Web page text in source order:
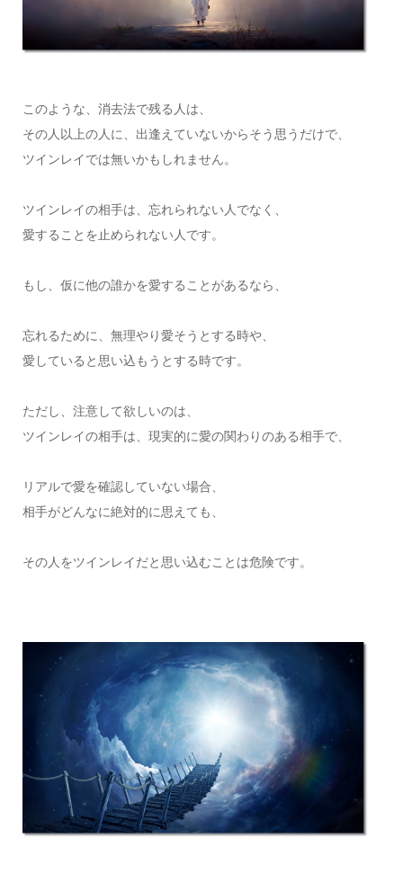
このような、消去法で残る人は、
その人以上の人に、出逢えていないからそう思うだけで、
ツインレイでは無いかもしれません。
ツインレイの相手は、忘れられない人でなく、
愛することを止められない人です。
もし、仮に他の誰かを愛することがあるなら、
忘れるために、無理やり愛そうとする時や、
愛していると思い込もうとする時です。
ただし、注意して欲しいのは、
ツインレイの相手は、現実的に愛の関わりのある相手で、
リアルで愛を確認していない場合、
相手がどんなに絶対的に思えても、
その人をツインレイだと思い込むことは危険です。